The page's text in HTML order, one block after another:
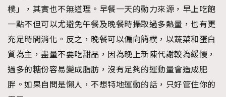
樸」，其實也不無道理。早餐一天的動力來源，早上吃飽
一點不但可以尤避免午餐及晚餐時攝取過多熱量，也有更
充足時間消化。反之，晚餐可以偏向簡樸，以蔬菜和蛋白
質為主，盡量不要吃甜品，因為晚上新陳代謝較為緩慢，
過多的糖份容易變成脂肪，沒有足夠的運動量會造成肥
胖。如果自問是懶人，不想特地運動的話，只好管住你的